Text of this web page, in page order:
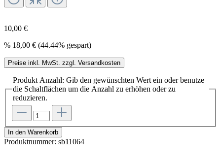
10,00 €
% 18,00 € (44.44% gespart)
Preise inkl. MwSt. zzgl. Versandkosten
Produkt Anzahl: Gib den gewünschten Wert ein oder benutze
die Schaltflächen um die Anzahl zu erhöhen oder zu
reduzieren.
In den Warenkorb
Produktnummer: sb11064